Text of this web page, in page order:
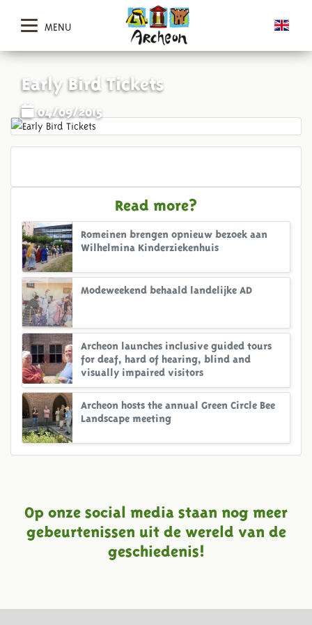
MENU
Early Bird Tickets
04/09/2015
Read more?
Romeinen brengen opnieuw bezoek aan
Wilhelmina Kinderziekenhuis
Modeweekend behaald landelijke AD
Archeon launches inclusive guided tours
for deaf, hard of hearing, blind and
visually impaired visitors
Archeon hosts the annual Green Circle Bee
Landscape meeting
Op onze social media staan nog meer
gebeurtenissen uit de wereld van de
geschiedenis!